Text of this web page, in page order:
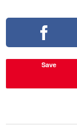
Save